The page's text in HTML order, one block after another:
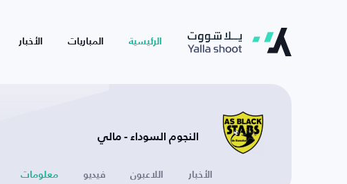
الرئيسية المباريات الأخبار
النجوم السوداء - مالي
الأخبار اللاعبون فيديو معلومات